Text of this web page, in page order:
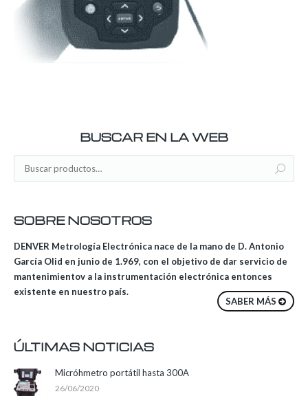
BUSCAR EN LA WEB
SOBRE NOSOTROS
DENVER Metrología Electrónica nace de la mano de D. Antonio
García Olid en junio de 1.969, con el objetivo de dar servicio de
mantenimientov a la instrumentación electrónica entonces
existente en nuestro país.
SABER MÁS
ÚLTIMAS NOTICIAS
Micróhmetro portátil hasta 300A
26/06/2020